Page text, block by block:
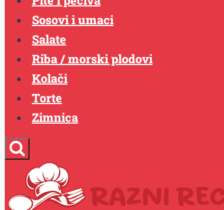
Sosovi i umaci
Salate
Riba / morski plodovi
Kolači
Torte
Zimnica